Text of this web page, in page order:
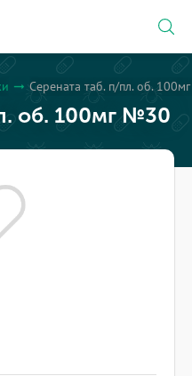
arrow_right_alt Серената таб. п/пл. об.
об. 100мг №30